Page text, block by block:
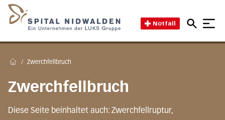
Notfall
/ Zwerchfellbruch
Zwerchfellbruch
Diese Seite beinhaltet auch: Zwerchfellruptur,